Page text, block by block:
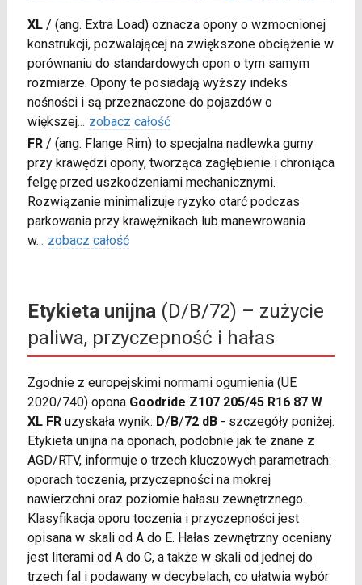
XL/ (ang. Extra Load) oznacza opony o wzmocnionej
konstrukcji, pozwalającej na zwiększone obciążenie w
porównaniu do standardowych opon o tym samym
rozmiarze. Opony te posiadają wyższy indeks
nośności i są przeznaczone do pojazdów o
większej... zobacz całość
FR/ (ang. Flange Rim) to specjalna nadlewka gumy
przy krawędzi opony, tworząca zagłębienie i chroniąca
felgę przed uszkodzeniami mechanicznymi.
Rozwiązanie minimalizuje ryzyko otarć podczas
parkowania przy krawężnikach lub manewrowania
w... zobacz całość
Etykieta unijna(D/B/72) – zużycie
paliwa, przyczepność i hałas
Zgodnie z europejskimi normami ogumienia (UE
2020/740) opona Goodride Z107 205/45 R16 87 W
XL FRuzyskała wynik: D/B/72 dB- szczegóły poniżej.
Etykieta unijna na oponach, podobnie jak te znane z
AGD/RTV, informuje o trzech kluczowych parametrach:
oporach toczenia, przyczepności na mokrej
nawierzchni oraz poziomie hałasu zewnętrznego.
Klasyfikacja oporu toczenia i przyczepności jest
opisana w skali od A do E. Hałas zewnętrzny oceniany
jest literami od A do C, a także w skali od jednej do
trzech fal i podawany w decybelach, co ułatwia wybór